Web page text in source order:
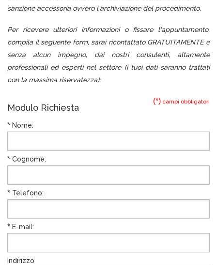
sanzione accessoria ovvero l'archiviazione del procedimento.
Per ricevere ulteriori informazioni o fissare l'appuntamento,
compila il seguente form, sarai ricontattato GRATUITAMENTE e
senza alcun impegno, dai nostri consulenti, altamente
professionali ed esperti nel settore (i tuoi dati saranno trattati
con la massima riservatezza):
Modulo Richiesta
(*) campi obbligatori
* Nome:
* Cognome:
* Telefono:
* E-mail:
Indirizzo